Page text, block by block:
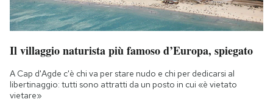
Il villaggio naturista più famoso d’Europa, spiegato
A Cap d'Agde c'è chi va per stare nudo e chi per dedicarsi al
libertinaggio: tutti sono attratti da un posto in cui «è vietato
vietare»